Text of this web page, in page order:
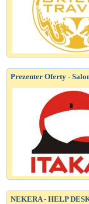
Prezenter Oferty -
NEKERA - HELP